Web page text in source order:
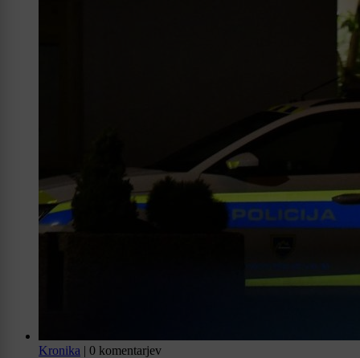
Kronika | 0 komentarjev